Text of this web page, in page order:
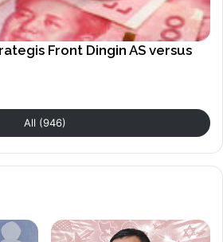
Front Dingin AS versus
All (946)